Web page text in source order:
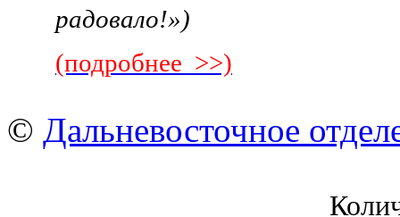
радовало!»)
(подробнее >>)
© Дальневосточное